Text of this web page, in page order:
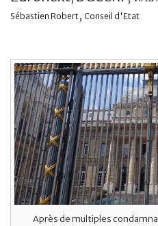
Sébastien Robert, Conseil d'Etat
Après de multiples